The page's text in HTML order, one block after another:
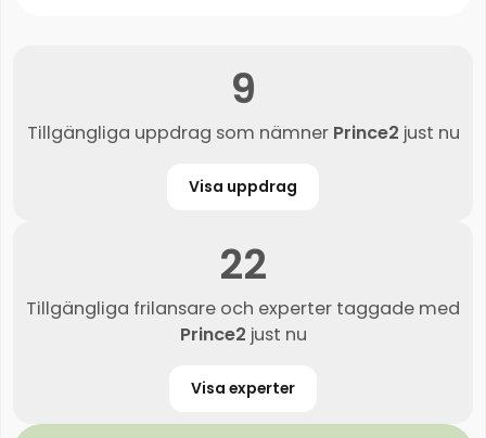
9
Tillgängliga uppdrag som nämner Prince2 just nu
Visa uppdrag
22
Tillgängliga frilansare och experter taggade med
Prince2 just nu
Visa experter